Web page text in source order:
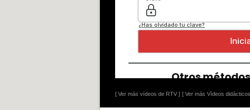
[ Ver más vídeos de RTV ] [ Ver más Vídeos